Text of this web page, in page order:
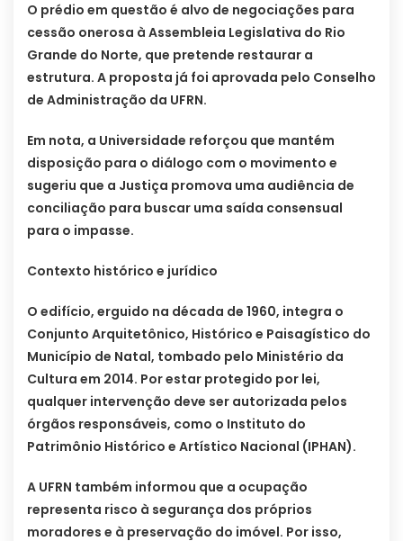
O prédio em questão é alvo de negociações para
cessão onerosa à Assembleia Legislativa do Rio
Grande do Norte, que pretende restaurar a
estrutura. A proposta já foi aprovada pelo Conselho
de Administração da UFRN.
Em nota, a Universidade reforçou que mantém
disposição para o diálogo com o movimento e
sugeriu que a Justiça promova uma audiência de
conciliação para buscar uma saída consensual
para o impasse.
Contexto histórico e jurídico
O edifício, erguido na década de 1960, integra o
Conjunto Arquitetônico, Histórico e Paisagístico do
Município de Natal, tombado pelo Ministério da
Cultura em 2014. Por estar protegido por lei,
qualquer intervenção deve ser autorizada pelos
órgãos responsáveis, como o Instituto do
Patrimônio Histórico e Artístico Nacional (IPHAN).
A UFRN também informou que a ocupação
representa risco à segurança dos próprios
moradores e à preservação do imóvel. Por isso,